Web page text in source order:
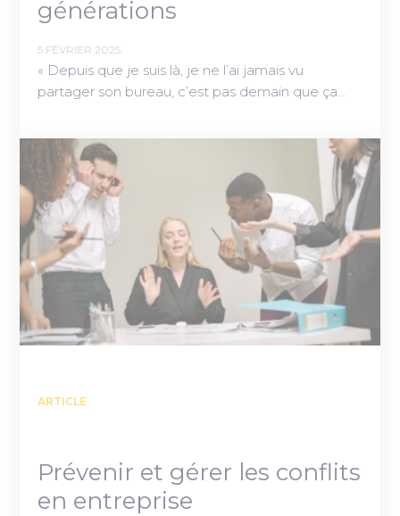
générations
5 FÉVRIER 2025
« Depuis que je suis là, je ne l’ai jamais vu
partager son bureau, c’est pas demain que ça…
ARTICLE
Prévenir et gérer les conflits
en entreprise